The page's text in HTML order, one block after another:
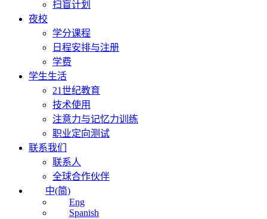
扫盲计划
夜校
学分课程
日程安排与注册
学费
学生生活
21世纪教育
技术使用
注意力与记忆力训练
职业定向测试
联系我们
联系人
全球合作伙伴
中(简)
Eng
Spanish